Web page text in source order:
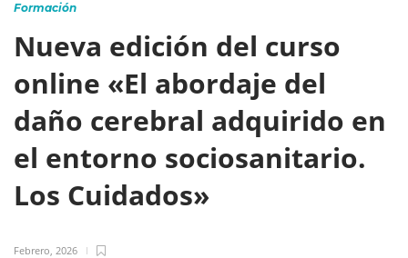
Formación
Nueva edición del curso
online «El abordaje del
daño cerebral adquirido en
el entorno sociosanitario.
Los Cuidados»
Febrero, 2026